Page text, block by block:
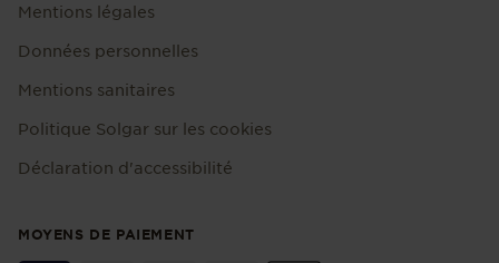
Mentions légales
Données personnelles
Mentions sanitaires
Politique Solgar sur les cookies
Déclaration d'accessibilité
MOYENS DE PAIEMENT